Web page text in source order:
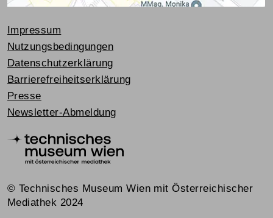
Impressum
Nutzungsbedingungen
Datenschutzerklärung
Barrierefreiheitserklärung
Presse
Newsletter-Abmeldung
© Technisches Museum Wien mit Österreichischer
Mediathek 2024